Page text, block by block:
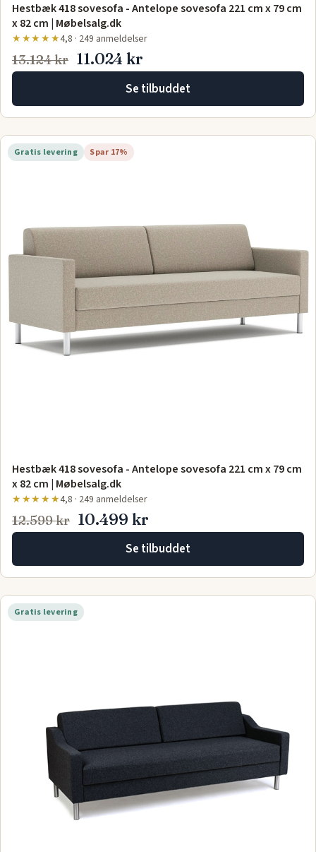
Hestbæk 418 sovesofa - Antelope sovesofa 221 cm x 79 cm
x 82 cm | Møbelsalg.dk
★★★★★4,8 · 249 anmeldelser
13.124 kr 11.024 kr
Se tilbuddet
Gratis levering Spar 17%
Hestbæk 418 sovesofa - Antelope sovesofa 221 cm x 79 cm
x 82 cm | Møbelsalg.dk
★★★★★4,8 · 249 anmeldelser
12.599 kr 10.499 kr
Se tilbuddet
Gratis levering